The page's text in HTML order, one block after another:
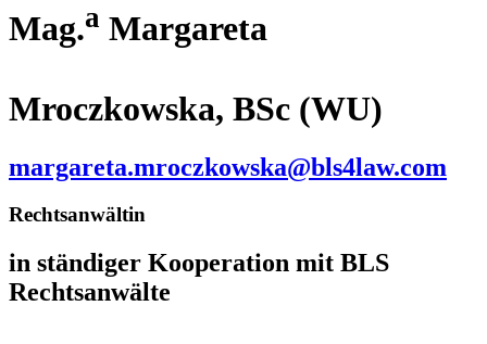
Mag.a Margareta
Mroczkowska, BSc (WU)
margareta.mroczkowska@bls4law.com
Rechtsanwältin
in ständiger Kooperation mit BLS
Rechtsanwälte